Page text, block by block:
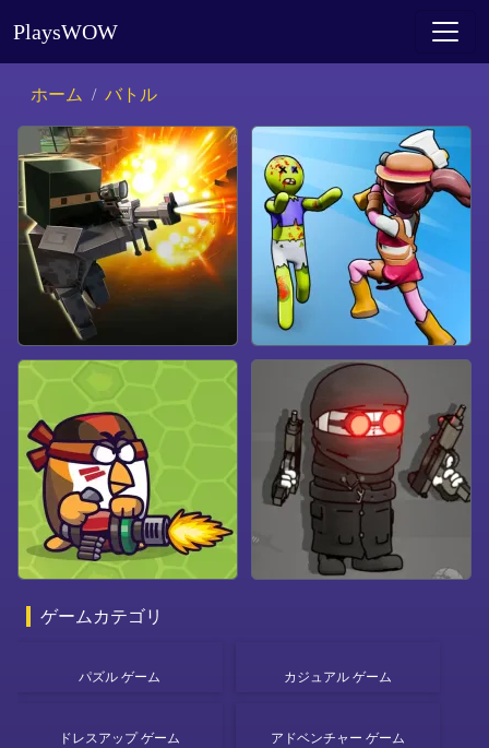
PlaysWOW
ホーム バトル
ゲームカテゴリ
パズル ゲーム カジュアル ゲーム
ドレスアップ ゲーム アドベンチャー ゲーム